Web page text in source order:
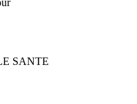
SANTE